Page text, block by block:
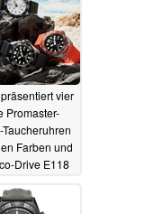
vier
Promaster-
Taucheruhren
Farben und
Drive E118